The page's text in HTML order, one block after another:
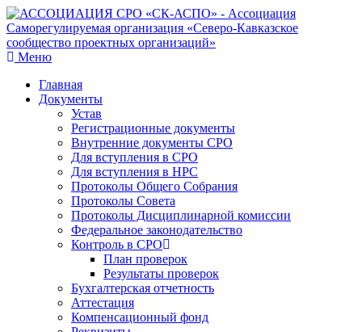
Меню
Главная
Документы
Устав
Регистрационные документы
Внутренние документы СРО
Для вступления в СРО
Для вступления в НРС
Протоколы Общего Собрания
Протоколы Совета
Протоколы Дисциплинарной комиссии
Федеральное законодательство
Контроль в СРО
План проверок
Результаты проверок
Бухгалтерская отчетность
Аттестация
Компенсационный фонд